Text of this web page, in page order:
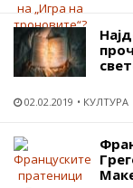
02.02.2019 КУЛТУРА